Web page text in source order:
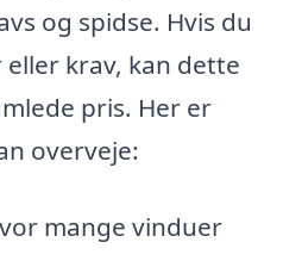
og spidse. Hvis du
krav, kan dette
pris. Her er
overveje:
mange vinduer